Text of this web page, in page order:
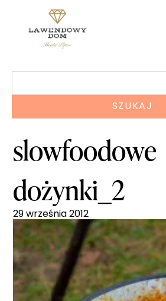
slowfoodowe
dożynki_2
29 września 2012